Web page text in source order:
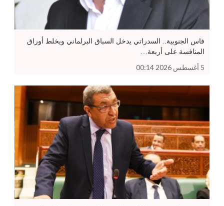
فاس الجنوبية.. السدراتي يدخل السباق البرلماني ويخلط أوراق
المنافسة على أربعة…
5 أغسطس 2026 00:14